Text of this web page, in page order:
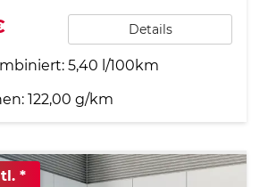
Details
5,40 l/100km
122,00 g/km